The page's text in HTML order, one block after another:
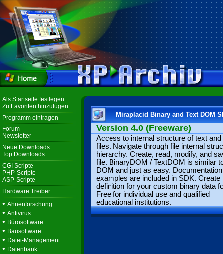
Als Startseite festlegen
Zu Favoriten hinzufügen
Programm eintragen
Forum
Newsletter
Neue Downloads
Top Downloads
CGI Scripte
PHP-Scripte
ASP-Scripte
Hardware Treiber
• Ahnenforschung
• Antivirus
• Bürosoftware
• Bausoftware
• Datei-Management
• Datenbank
Miraplacid Binary and Text DOM
Version 4.0 (Freeware)
Access to internal structure of text and
files. Navigate through file internal
hierarchy. Create, read, modify, and
file. BinaryDOM / TextDOM is similar
DOM and just as easy.
examples are included in SDK. Create
definition for your custom binary data
Free for individual use and qualified
educational institutions.